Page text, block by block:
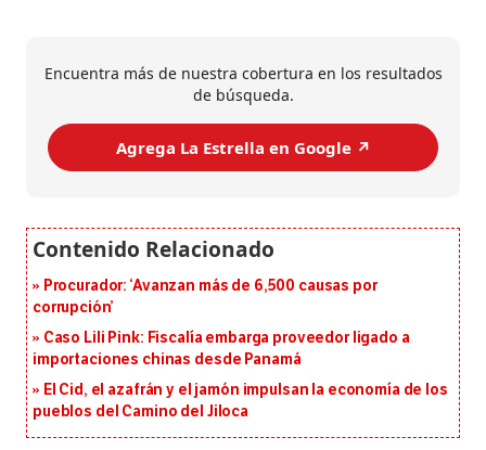
Encuentra más de nuestra cobertura en los resultados
de búsqueda.
Agrega La Estrella en Google ↗️
Procurador: ‘Avanzan más de 6,500 causas por
corrupción’
Caso Lili Pink: Fiscalía embarga proveedor ligado a
importaciones chinas desde Panamá
El Cid, el azafrán y el jamón impulsan la economía de los
pueblos del Camino del Jiloca